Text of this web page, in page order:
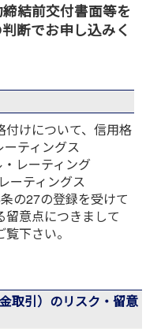
結前交付書面等を
断でお申し込みく
付けについて、信用格
ティングス
・レーティング
ーティングス
の27の登録を受けて
意点につきまして
覧下さい。
取引）のリスク・留意